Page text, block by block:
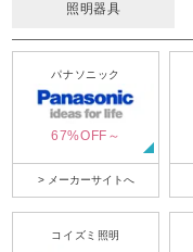
照明器具
パナソニック
67%OFF～
> メーカーサイトへ
コイズミ照明